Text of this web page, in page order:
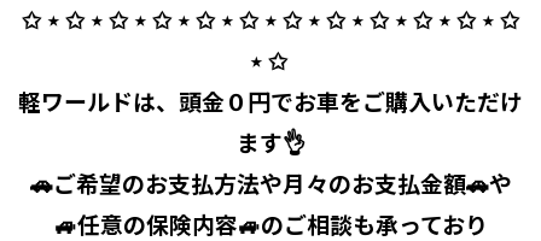
✩ ⋆ ✩ ⋆ ✩ ⋆ ✩ ⋆ ✩ ⋆ ✩ ⋆ ✩ ⋆ ✩ ⋆ ✩ ⋆ ✩ ⋆ ✩ ⋆ ✩
⋆ ✩ ⁡
軽ワールドは、頭金０円でお車をご購入いただけ
ます👌
🚗ご希望のお支払方法や月々のお支払金額🚗や
🚙任意の保険内容🚙のご相談も承っており